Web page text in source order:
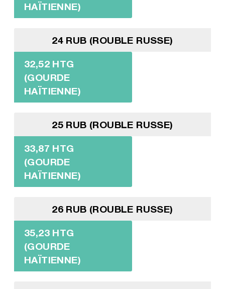
HAÏTIENNE)
24 RUB (ROUBLE RUSSE)
32,52 HTG
(GOURDE
HAÏTIENNE)
25 RUB (ROUBLE RUSSE)
33,87 HTG
(GOURDE
HAÏTIENNE)
26 RUB (ROUBLE RUSSE)
35,23 HTG
(GOURDE
HAÏTIENNE)